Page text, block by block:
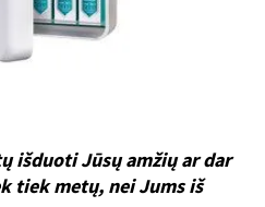
išduoti Jūsų amžių ar dar
tiek metų, nei Jums iš